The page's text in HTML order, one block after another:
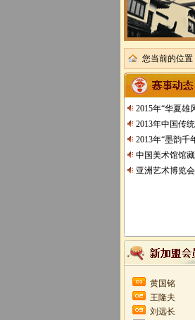
您当前的位置
2015年“华夏雄
2013年中国传
2013年“墨韵千
中国美术馆馆
亚洲艺术博览
黄国铭
王隆夫
刘远长